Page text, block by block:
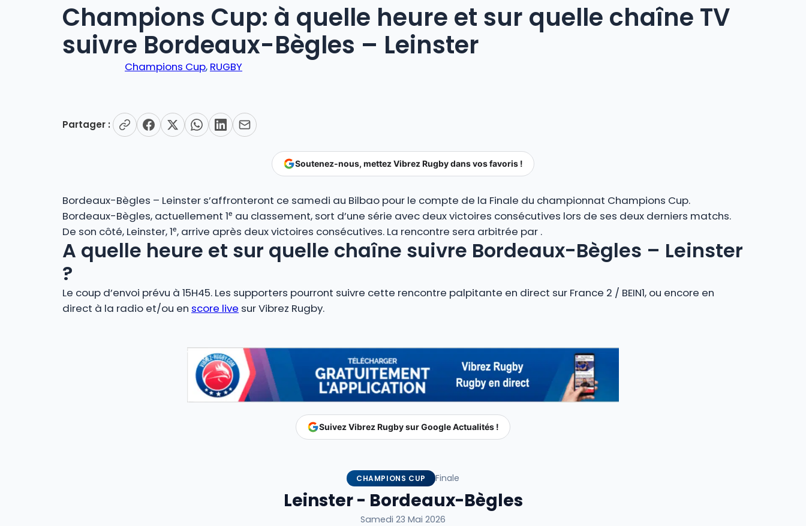
Champions Cup: à quelle heure et sur quelle chaîne TV
suivre Bordeaux-Bègles – Leinster
Champions Cup, RUGBY
Partager :
Soutenez-nous, mettez Vibrez Rugby dans vos favoris !
Bordeaux-Bègles – Leinster s’affronteront ce samedi au Bilbao pour le compte de la Finale du championnat Champions Cup.
Bordeaux-Bègles, actuellement 1ᵉ au classement, sort d’une série avec deux victoires consécutives lors de ses deux derniers matchs.
De son côté, Leinster, 1ᵉ, arrive après deux victoires consécutives. La rencontre sera arbitrée par .
A quelle heure et sur quelle chaîne suivre Bordeaux-Bègles – Leinster
?
Le coup d’envoi prévu à 15H45. Les supporters pourront suivre cette rencontre palpitante en direct sur France 2 / BEIN1, ou encore en
direct à la radio et/ou en score live sur Vibrez Rugby.
Suivez Vibrez Rugby sur Google Actualités !
CHAMPIONS CUP Finale
Leinster - Bordeaux-Bègles
Samedi 23 Mai 2026